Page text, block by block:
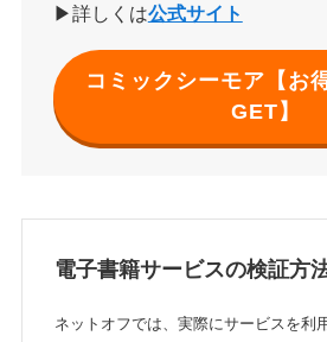
▶詳しくは公式サイト
コミックシーモア【お
GET】
電子書籍サービスの検証方
ネットオフでは、実際にサービスを利